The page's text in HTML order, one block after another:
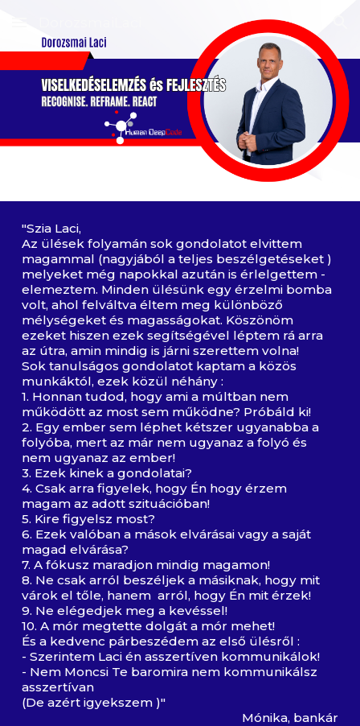
Skip to navigation
"Szia Laci,
Az ülések folyamán sok gondolatot elvittem
magammal (nagyjából a teljes beszélgetéseket )
melyeket még napokkal azután is érlelgettem -
elemeztem. Minden ülésünk egy érzelmi bomba
volt, ahol felváltva éltem meg különböző
mélységeket és magasságokat. Köszönöm
ezeket hiszen ezek segítségével léptem rá arra
az útra, amin mindig is járni szerettem volna!
Sok tanulságos gondolatot kaptam a közös
munkáktól, ezek közül néhány :
1. Honnan tudod, hogy ami a múltban nem
működött az most sem működne? Próbáld ki!
2. Egy ember sem léphet kétszer ugyanabba a
folyóba, mert az már nem ugyanaz a folyó és
nem ugyanaz az ember!
3. Ezek kinek a gondolatai?
4. Csak arra figyelek, hogy Én hogy érzem
magam az adott szituációban!
5. Kire figyelsz most?
6. Ezek valóban a mások elvárásai vagy a saját
magad elvárása?
7. A fókusz maradjon mindig magamon!
8. Ne csak arról beszéljek a másiknak, hogy mit
várok el tőle, hanem arról, hogy Én mit érzek!
9. Ne elégedjek meg a kevéssel!
10. A mór megtette dolgát a mór mehet!
És a kedvenc párbeszédem az első ülésről :
- Szerintem Laci én asszertíven kommunikálok!
- Nem Moncsi Te baromira nem kommunikálsz
asszertívan
(De azért igyekszem )"
Mónika, bankár